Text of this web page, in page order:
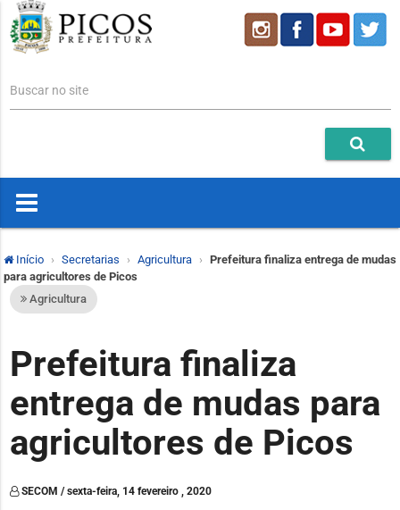
Buscar no site
Início Secretarias Agricultura
Prefeitura finaliza entrega de mudas
para agricultores de Picos
Agricultura
Prefeitura finaliza
entrega de mudas para
agricultores de Picos
SECOM / sexta-feira, 14 fevereiro , 2020